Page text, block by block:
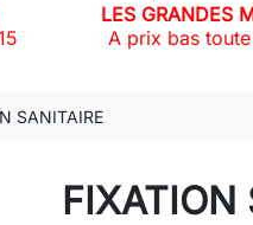
LES GRANDES
A prix bas
SANITAIRE
FIXATION